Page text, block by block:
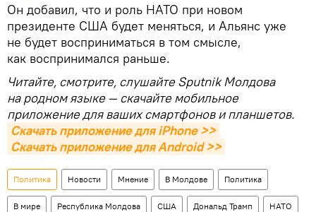
Он добавил, что и роль НАТО при новом
президенте США будет меняться, и Альянс уже
не будет восприниматься в том смысле,
как воспринимался раньше.
Читайте, смотрите, слушайте Sputnik Молдова
на родном языке — скачайте мобильное
приложение для ваших смартфонов и планшетов.
Скачать приложение для iPhone >>
Скачать приложение для Android >>
Политика Новости Мнение В Молдове Политика
В мире Республика Молдова США Дональд Трамп НАТО